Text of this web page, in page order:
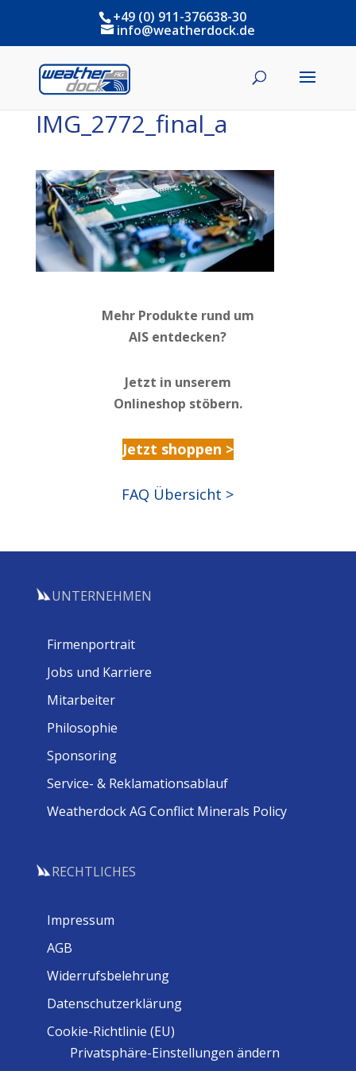
+49 (0) 911-376638-30
info@weatherdock.de
IMG_2772_final_a
Mehr Produkte rund um
AIS entdecken?
Jetzt in unserem
Onlineshop stöbern.
Jetzt shoppen >
FAQ Übersicht >
UNTERNEHMEN
Firmenportrait
Jobs und Karriere
Mitarbeiter
Philosophie
Sponsoring
Service- & Reklamationsablauf
Weatherdock AG Conflict Minerals Policy
RECHTLICHES
Impressum
AGB
Widerrufsbelehrung
Datenschutzerklärung
Cookie-Richtlinie (EU)
Privatsphäre-Einstellungen ändern